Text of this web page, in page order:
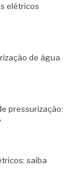
elétricos
de água
pressurização:
saiba